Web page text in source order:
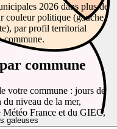
galeuses
2026 dans plus de
couleur politique (gauche,
par profil territorial
commune.
commune
votre commune : jours de
niveau de la mer,
Météo France et du GIEC,